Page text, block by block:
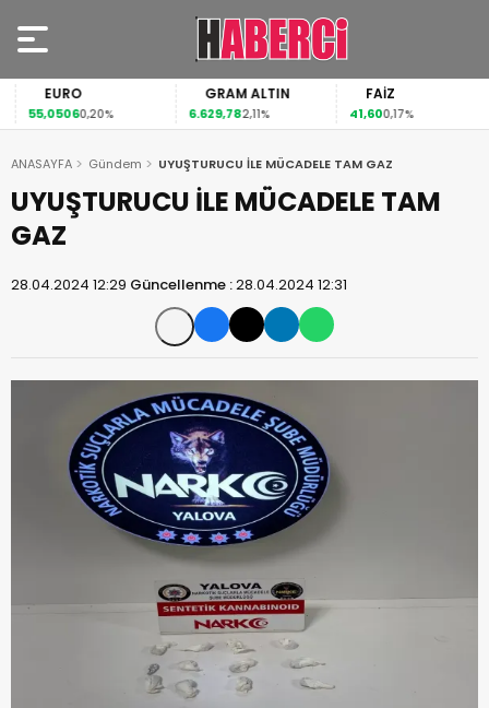
EURO
55,05060,20%
GRAM ALTIN
6.629,782,11%
FAİZ
41,600,17%
ANASAYFA Gündem UYUŞTURUCU İLE MÜCADELE TAM GAZ
UYUŞTURUCU İLE MÜCADELE TAM
GAZ
28.04.2024 12:29 Güncellenme :28.04.2024 12:31